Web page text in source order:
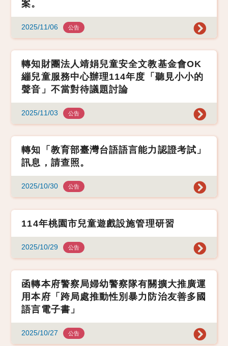
案。
2025/11/06 公告
轉知財團法人靖娟兒童安全文教基金會OK
繃兒童服務中心辦理114年度「聽見小小的
聲音」不當對待議題討論
2025/11/03 公告
轉知「教育部臺灣台語語言能力認證考試」
訊息，請查照。
2025/10/30 公告
114年桃園市兒童遊戲設施管理研習
2025/10/29 公告
函轉本府警察局婦幼警察隊有關擴大推廣運
用本府「跨局處推動性別暴力防治友善多國
語言電子書」
2025/10/27 公告